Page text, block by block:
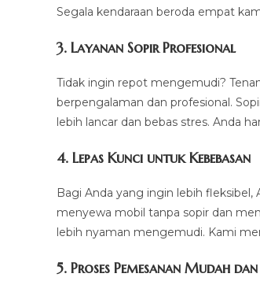
Segala kendaraan beroda empat
3. Layanan Sopir Profesional
Tidak ingin repot mengemudi?
berpengalaman dan profesional.
lebih lancar dan bebas stres. Anda
4. Lepas Kunci untuk Kebebasan
Bagi Anda yang ingin lebih
menyewa mobil tanpa sopir dan
lebih nyaman mengemudi. Kami
5. Proses Pemesanan Mudah